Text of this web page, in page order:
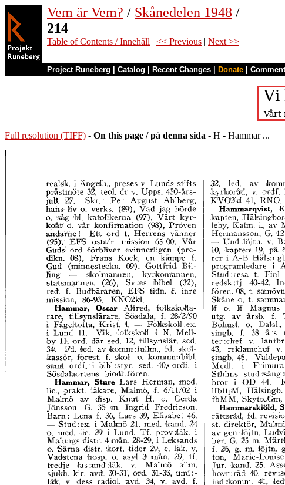
Vem är Vem? / Skånedelen 1948 /
214
Table of Contents / Innehåll | << Previous | Next >>
Project Runeberg Catalog Recent Changes Donate
Full resolution (TIFF) - On this page / på denna sida - H - Hammar ...